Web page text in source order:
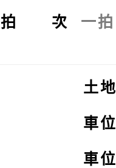
拍 次 一拍
土
車
車